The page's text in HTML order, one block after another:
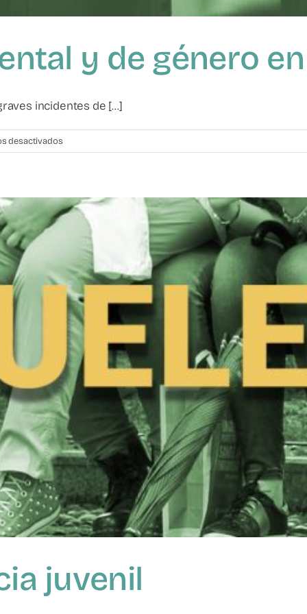
y de género
incidentes de [...]
desactivadosen
Violencia
y
de
género
Burgos
juvenil